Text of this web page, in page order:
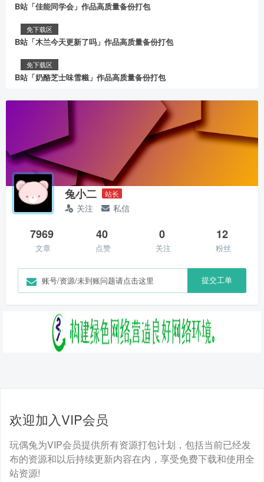
B站「佳能同学会」作品高质量备份打包
免下载区
B站「木兰今天更新了吗」作品高质量备份打包
免下载区
B站「奶酪芝士味雪糍」作品高质量备份打包
兔小二 站长
关注 私信
7969
文章
40
点赞
0
关注
12
粉丝
账号/资源/未到账问题请点击这里 提交工单
欢迎加入VIP会员
玩偶兔为VIP会员提供所有资源打包计划，包括当前已经发
布的资源和以后持续更新内容在内，享受免费下载和使用全
站资源!